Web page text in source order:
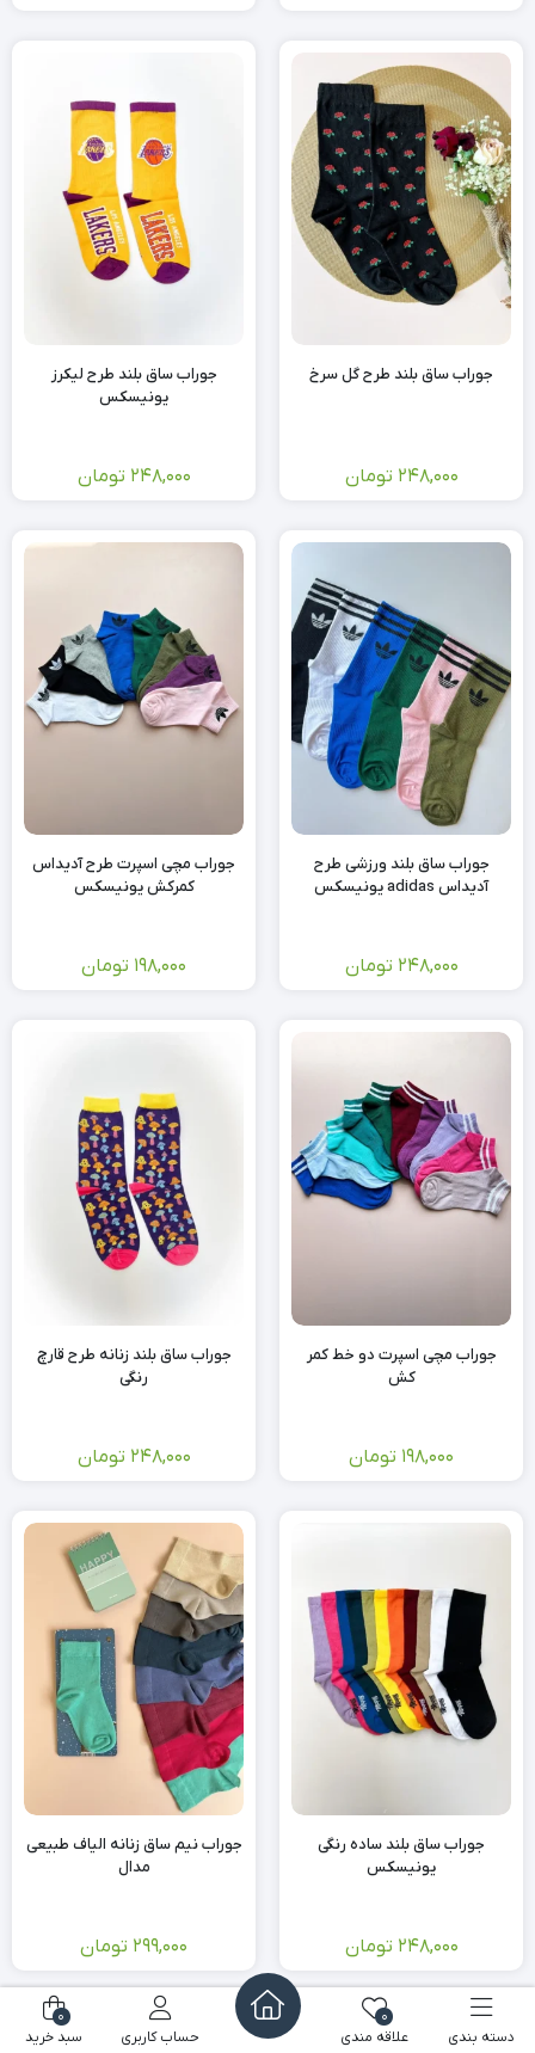
جوراب ساق بلند طرح گل سرخ
248,000 تومان
جوراب ساق بلند طرح لیکرز
یونیسکس
248,000 تومان
جوراب ساق بلند ورزشی طرح
آدیداس adidas یونیسکس
248,000 تومان
جوراب مچی اسپرت طرح آدیداس
کمرکش یونیسکس
198,000 تومان
جوراب مچی اسپرت دو خط کمر
کش
198,000 تومان
جوراب ساق بلند زنانه طرح قارچ
رنگی
248,000 تومان
جوراب ساق بلند ساده رنگی
یونیسکس
248,000 تومان
جوراب نیم ساق زنانه الیاف طبیعی
مدال
299,000 تومان
دسته بندی
0
علاقه مندی حساب کاربری
0
سبد خرید